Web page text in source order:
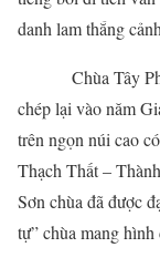
danh lam thắng
Chùa Tây
chép lại vào năm
trên ngọn núi cao
Thạch Thất –
Sơn chùa đã được
tự” chùa mang